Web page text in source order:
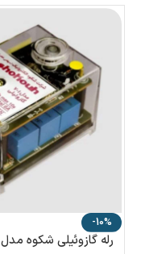
-10%
رله گازوئیلی شکوه مدل TF701